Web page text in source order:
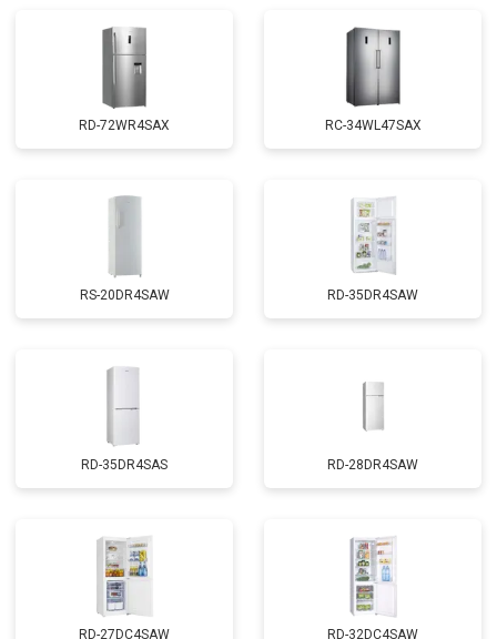
RD-72WR4SAX RС-34WL47SAX
RS-20DR4SAW RD-35DR4SAW
RD-35DR4SAS RD-28DR4SAW
RD-27DC4SAW RD-32DC4SAW